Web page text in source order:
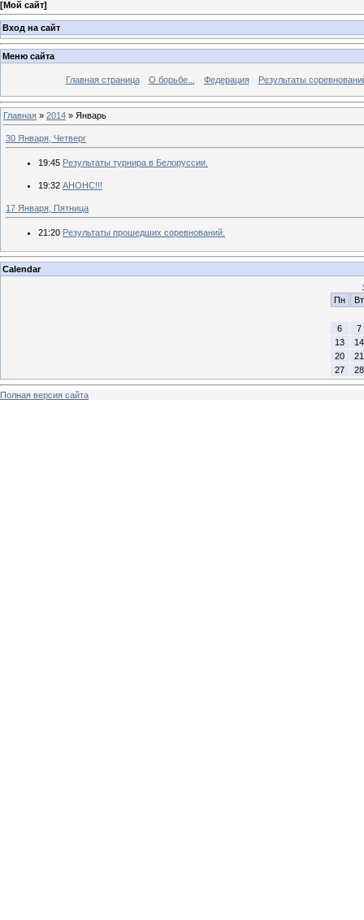
[Мой сайт]
Вход на сайт
Меню сайта
Главная страница О борьбе... Федерация Результаты
Главная » 2014 » Январь
30 Января, Четверг
19:45 Результаты турнира в Белоруссии.
19:32 АНОНС!!!
17 Января, Пятница
21:20 Результаты прошедших соревнований.
Calendar
Пн
Вт
6
7
13
14
20
21
27
28
Полная версия сайта